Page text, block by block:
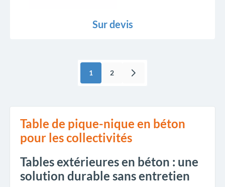
Sur devis
1 2
Table de pique-nique en béton
pour les collectivités
Tables extérieures en béton : une
solution durable sans entretien